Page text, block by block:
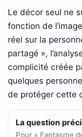
Le décor seul ne
fonction de
réel sur la
partagé »,
complicité créée
quelques
de protéger cette
La question
Pour « Fantasme